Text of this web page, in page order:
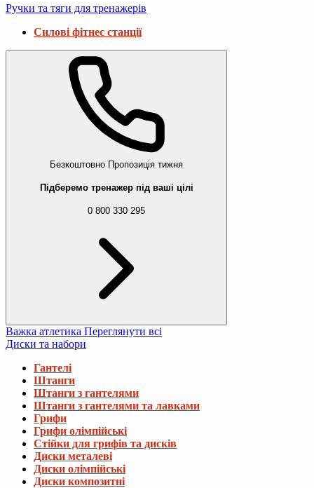
Ручки та тяги для тренажерів
Силові фітнес станції
Безкоштовно Пропозиція тижня
Підберемо тренажер під ваші цілі
0 800 330 295
Важка атлетика Переглянути всі
Диски та набори
Гантелі
Штанги
Штанги з гантелями
Штанги з гантелями та лавками
Грифи
Грифи олімпійські
Стійки для грифів та дисків
Диски металеві
Диски олімпійські
Диски композитні